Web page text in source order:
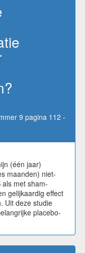
9 pagina 112 -
(één jaar)
maanden) niet-
met sham-
gelijkaardig effect
Uit deze studie
placebo-